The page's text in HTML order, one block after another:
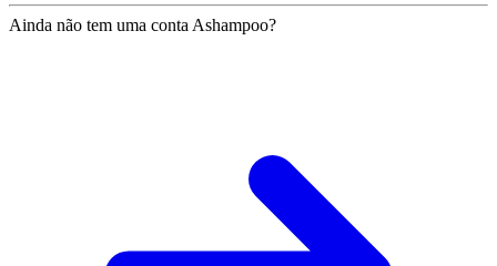
Ainda não tem uma conta Ashampoo?